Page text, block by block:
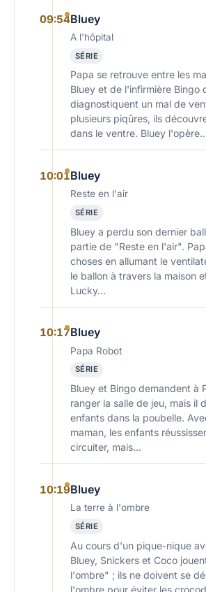
09:54Bluey
A l'hôpital
SÉRIE
Papa se retrouve entre les
Bluey et de l'infirmière Bingo
diagnostiquent un mal de
plusieurs piqûres, ils
dans le ventre. Bluey
10:01Bluey
Reste en l'air
SÉRIE
Bluey a perdu son dernier
partie de "Reste en l'air".
choses en allumant le
le ballon à travers la maison
Lucky…
10:17Bluey
Papa Robot
SÉRIE
Bluey et Bingo demandent à
ranger la salle de jeu, mais il
enfants dans la poubelle.
maman, les enfants
circuiter, mais…
10:19Bluey
La terre à l'ombre
SÉRIE
Au cours d'un pique-nique
Bluey, Snickers et Coco
l'ombre" ; ils ne doivent se
l'ombre pour éviter les